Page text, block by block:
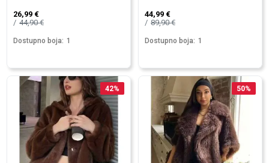
26,99 €
44,90€
Dostupno boja: 1
44,99 €
89,90€
Dostupno boja: 1
42% 50%